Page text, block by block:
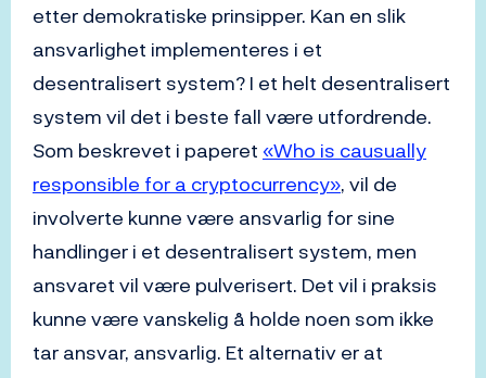
etter demokratiske prinsipper. Kan en slik
ansvarlighet implementeres i et
desentralisert system? I et helt desentralisert
system vil det i beste fall være utfordrende.
Som beskrevet i paperet «Who is causually
responsible for a cryptocurrency», vil de
involverte kunne være ansvarlig for sine
handlinger i et desentralisert system, men
ansvaret vil være pulverisert. Det vil i praksis
kunne være vanskelig å holde noen som ikke
tar ansvar, ansvarlig. Et alternativ er at